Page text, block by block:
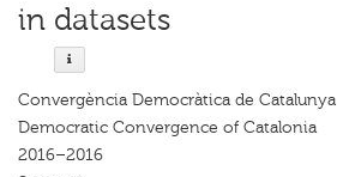
in datasets
Convergència Democràtica de Catalunya
Democratic Convergence of Catalonia
2016–2016